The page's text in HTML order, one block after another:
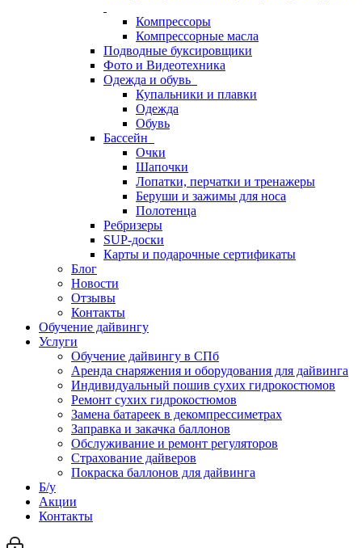
Компрессоры
Компрессорные масла
Подводные буксировщики
Фото и Видеотехника
Одежда и обувь
Купальники и плавки
Одежда
Обувь
Бассейн
Очки
Шапочки
Лопатки, перчатки и тренажеры
Беруши и зажимы для носа
Полотенца
Ребризеры
SUP-доски
Карты и подарочные сертификаты
Блог
Новости
Отзывы
Контакты
Обучение дайвингу
Услуги
Обучение дайвингу в СПб
Аренда снаряжения и оборудования для дайвинга
Индивидуальный пошив сухих гидрокостюмов
Ремонт сухих гидрокостюмов
Замена батареек в декомпрессиметрах
Заправка и закачка баллонов
Обслуживание и ремонт регуляторов
Страхование дайверов
Покраска баллонов для дайвинга
Б/у
Акции
Контакты